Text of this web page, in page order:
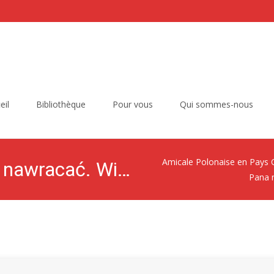
Bibliothèque Pour vous Qui sommes-nous
Nie przyszedłem Pana nawracać. Wiersze 1945-1985
Amicale Polonaise en Pays
Pana